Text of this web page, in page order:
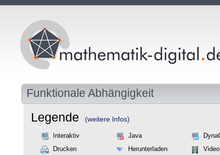
Funktionale Abhängigkeit
Legende (weitere Infos)
Interaktiv Java
Drucken
Herunterladen Video